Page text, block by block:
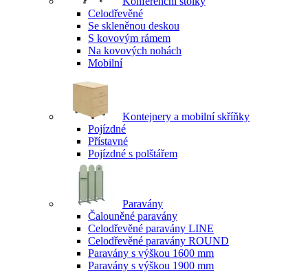
Celodřevěné
Se skleněnou deskou
S kovovým rámem
Na kovových nohách
Mobilní
Kontejnery a mobilní skříňky
Pojízdné
Přístavné
Pojízdné s polštářem
Paravány
Čalouněné paravány
Celodřevěné paravány LINE
Celodřevěné paravány ROUND
Paravány s výškou 1600 mm
Paravány s výškou 1900 mm